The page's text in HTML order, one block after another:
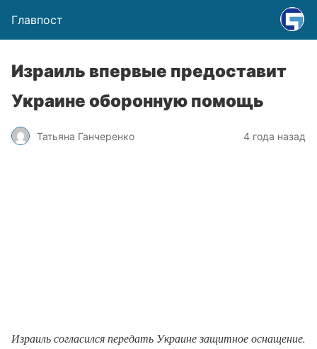
Главпост
Израиль впервые предоставит
Украине оборонную помощь
Татьяна Ганчеренко 4 года назад
Израиль согласился передать Украине защитное оснащение.